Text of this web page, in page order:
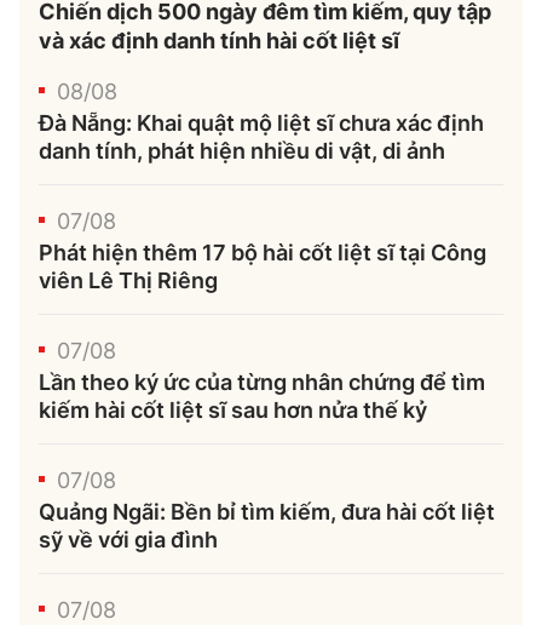
Chiến dịch 500 ngày đêm tìm kiếm, quy tập
và xác định danh tính hài cốt liệt sĩ
08/08
Đà Nẵng: Khai quật mộ liệt sĩ chưa xác định
danh tính, phát hiện nhiều di vật, di ảnh
07/08
Phát hiện thêm 17 bộ hài cốt liệt sĩ tại Công
viên Lê Thị Riêng
07/08
Lần theo ký ức của từng nhân chứng để tìm
kiếm hài cốt liệt sĩ sau hơn nửa thế kỷ
07/08
Quảng Ngãi: Bền bỉ tìm kiếm, đưa hài cốt liệt
sỹ về với gia đình
07/08